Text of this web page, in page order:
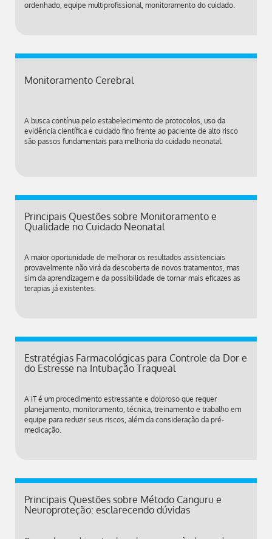
ordenhado, equipe multiprofissional, monitoramento do cuidado.
Monitoramento Cerebral
A busca contínua pelo estabelecimento de protocolos, uso da
evidência científica e cuidado fino frente ao paciente de alto risco
são passos fundamentais para melhoria do cuidado neonatal.
Principais Questões sobre Monitoramento e
Qualidade no Cuidado Neonatal
A maior oportunidade de melhorar os resultados assistenciais
provavelmente não virá da descoberta de novos tratamentos, mas
sim da aprendizagem e da possibilidade de tornar mais eficazes as
terapias já existentes.
Estratégias Farmacológicas para Controle da Dor e
do Estresse na Intubação Traqueal
A IT é um procedimento estressante e doloroso que requer
planejamento, monitoramento, técnica, treinamento e trabalho em
equipe para reduzir seus riscos, além da consideração da pré-
medicação.
Principais Questões sobre Método Canguru e
Neuroproteção: esclarecendo dúvidas